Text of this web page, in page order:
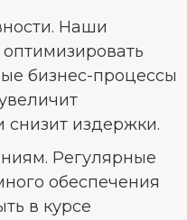
Наши
бизнес-процессы
снизит издержки.
Регулярные
обеспечения
в курсе